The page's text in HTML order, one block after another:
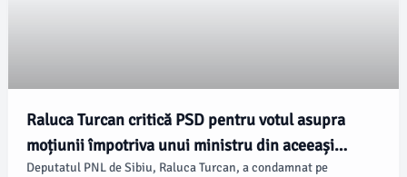
Raluca Turcan critică PSD pentru votul asupra
moțiunii împotriva unui ministru din aceeași
coaliție
Deputatul PNL de Sibiu, Raluca Turcan, a condamnat pe